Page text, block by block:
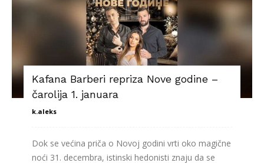
Kafana Barberi repriza Nove godine –
čarolija 1. januara
k.aleks
Dok se većina priča o Novoj godini vrti oko magične
noći 31. decembra, istinski hedonisti znaju da se